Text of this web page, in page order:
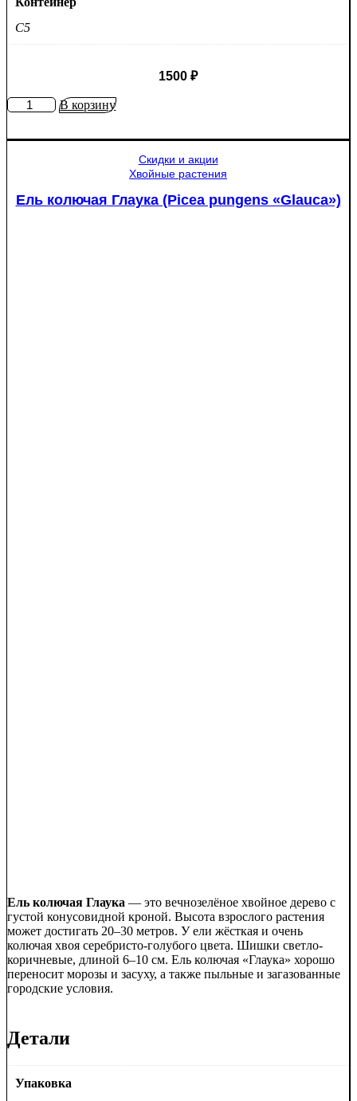
C5
1500 ₽
КоличествоВ корзину
Скидки и акции
Хвойные растения
Ель колючая Глаука (Picea pungens «Glauca»)
Ель колючая Глаука — это вечнозелёное хвойное дерево с
густой конусовидной кроной. Высота взрослого растения
может достигать 20–30 метров. У ели жёсткая и очень
колючая хвоя серебристо-голубого цвета. Шишки светло-
коричневые, длиной 6–10 см. Ель колючая «Глаука» хорошо
переносит морозы и засуху, а также пыльные и загазованные
городские условия.
Детали
Упаковка